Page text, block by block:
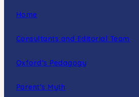
Home
Consultants and Editorial Team
Oxford’s Pedagogy
Parent’s Myth